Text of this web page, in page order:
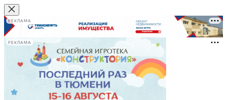
РЕКЛАМА
РЕКЛАМА